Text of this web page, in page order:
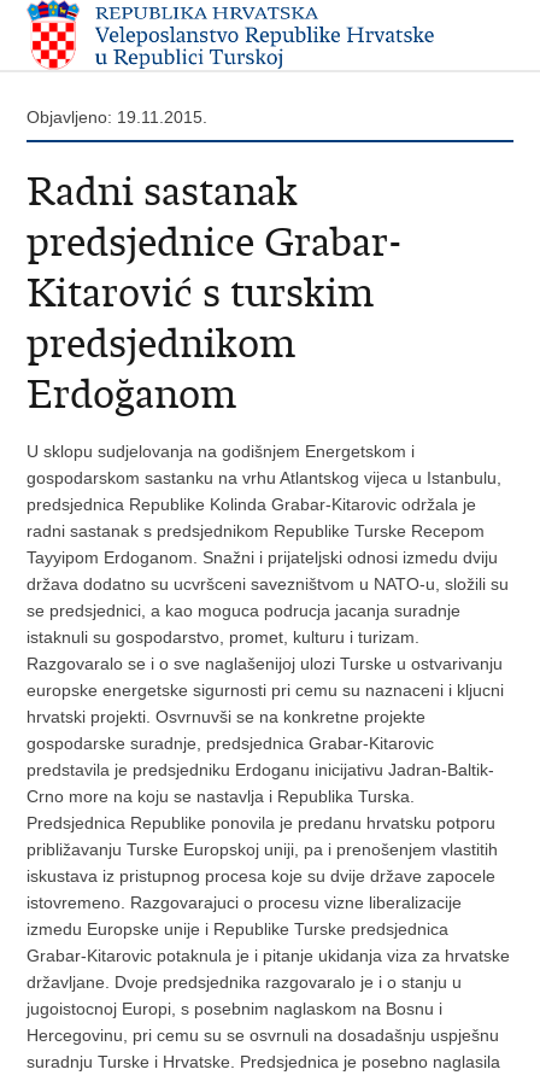
Objavljeno: 19.11.2015.
Radni sastanak
predsjednice Grabar-
Kitarović s turskim
predsjednikom
Erdoğanom
U sklopu sudjelovanja na godišnjem Energetskom i
gospodarskom sastanku na vrhu Atlantskog vijeca u Istanbulu,
predsjednica Republike Kolinda Grabar-Kitarovic održala je
radni sastanak s predsjednikom Republike Turske Recepom
Tayyipom Erdoganom. Snažni i prijateljski odnosi izmedu dviju
država dodatno su ucvršceni savezništvom u NATO-u, složili su
se predsjednici, a kao moguca podrucja jacanja suradnje
istaknuli su gospodarstvo, promet, kulturu i turizam.
Razgovaralo se i o sve naglašenijoj ulozi Turske u ostvarivanju
europske energetske sigurnosti pri cemu su naznaceni i kljucni
hrvatski projekti. Osvrnuvši se na konkretne projekte
gospodarske suradnje, predsjednica Grabar-Kitarovic
predstavila je predsjedniku Erdoganu inicijativu Jadran-Baltik-
Crno more na koju se nastavlja i Republika Turska.
Predsjednica Republike ponovila je predanu hrvatsku potporu
približavanju Turske Europskoj uniji, pa i prenošenjem vlastitih
iskustava iz pristupnog procesa koje su dvije države zapocele
istovremeno. Razgovarajuci o procesu vizne liberalizacije
izmedu Europske unije i Republike Turske predsjednica
Grabar-Kitarovic potaknula je i pitanje ukidanja viza za hrvatske
državljane. Dvoje predsjednika razgovaralo je i o stanju u
jugoistocnoj Europi, s posebnim naglaskom na Bosnu i
Hercegovinu, pri cemu su se osvrnuli na dosadašnju uspješnu
suradnju Turske i Hrvatske. Predsjednica je posebno naglasila